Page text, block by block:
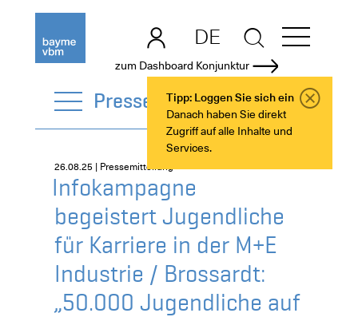
zum Dashboard Konjunktur
Tipp: Loggen Sie sich ein
Danach haben Sie direkt
Zugriff auf alle Inhalte und
Services.
DE
EN
PresseCenter
26.08.25 | Pressemitteilung
Infokampagne
begeistert Jugendliche
für Karriere in der M+E
Industrie / Brossardt:
„50.000 Jugendliche auf